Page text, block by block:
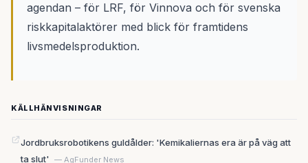
agendan – för LRF, för Vinnova och för svenska
riskkapitalaktörer med blick för framtidens
livsmedelsproduktion.
KÄLLHÄNVISNINGAR
Jordbruksrobotikens guldålder: 'Kemikaliernas era är på väg att
ta slut' — AgFunder News